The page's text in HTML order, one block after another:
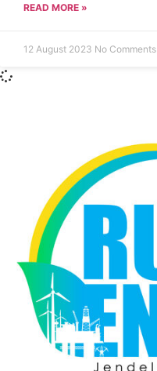
READ MORE »
12 August 2023 No Comments